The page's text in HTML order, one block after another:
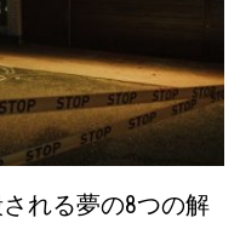
れる夢の8つの解